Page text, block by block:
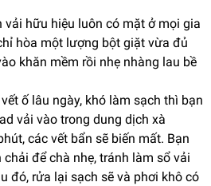
vải hữu hiệu luôn có mặt ở mọi gia
hòa một lượng bột giặt vừa đủ
khăn mềm rồi nhẹ nhàng lau bề
ố lâu ngày, khó làm sạch thì bạn
vải vào trong dung dịch xà
các vết bẩn sẽ biến mất. Bạn
để chà nhẹ, tránh làm sổ vải
đó, rửa lại sạch sẽ và phơi khô có